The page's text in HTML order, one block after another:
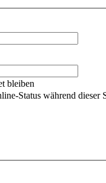
bleiben
Status während dieser